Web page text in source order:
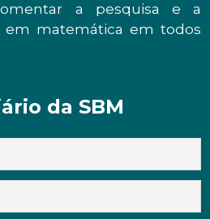
a pesquisa e a
em matemática em todos
da SBM